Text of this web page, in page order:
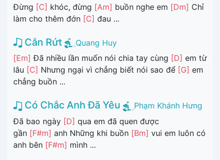
Đừng [C] khóc, đừng [Am] buồn nghe em [Dm] Chỉ
làm cho thêm đớn [C] đau ...
Cắn Rứt
Quang Huy
[Em] Đã nhiều lần muốn nói chia tay cùng [D] em từ
lâu [C] Nhưng ngại vì chẳng biết nói sao để [G] em
chẳng buồn ...
Có Chắc Anh Đã Yêu
Phạm Khánh Hưng
Đã bao ngày [D] qua em đã quen được
gần [F#m] anh Những khi buồn [Bm] vui em luôn có
anh bên [F#m] mình ...